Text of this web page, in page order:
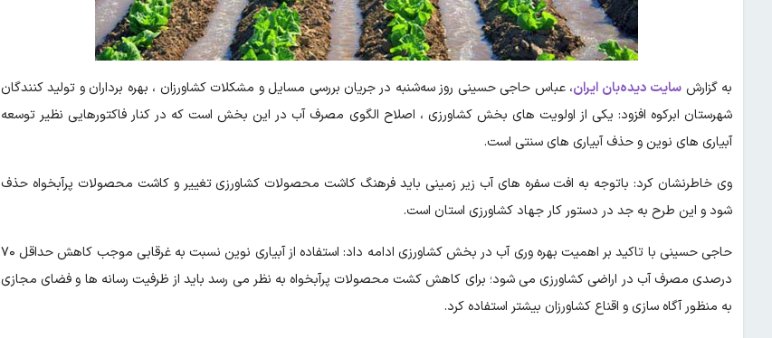
به گزارش سایت دیده‌بان ایران، عباس حاجی حسینی روز سه‌شنبه در جریان بررسی مسایل و مشکلات کشاورزان ، بهره برداران و تولید کنندگان
شهرستان ابرکوه افزود: یکی از اولویت های بخش کشاورزی ، اصلاح الگوی مصرف آب در این بخش است که در کنار فاکتورهایی نظیر توسعه
آبیاری های نوین و حذف آبیاری های سنتی است.
وی خاطرنشان کرد: باتوجه به افت سفره های آب زیر زمینی باید فرهنگ کاشت محصولات کشاورزی تغییر و کاشت محصولات پرآبخواه حذف
شود و این طرح به جد در دستور کار جهاد کشاورزی استان است.
حاجی حسینی با تاکید بر اهمیت بهره وری آب در بخش کشاورزی ادامه داد: استفاده از آبیاری نوین نسبت به غرقابی موجب کاهش حداقل ۷۰
درصدی مصرف آب در اراضی کشاورزی می شود؛ برای کاهش کشت محصولات پرآبخواه به نظر می رسد باید از ظرفیت رسانه ها و فضای مجازی
به منظور آگاه سازی و اقناع کشاورزان بیشتر استفاده کرد.